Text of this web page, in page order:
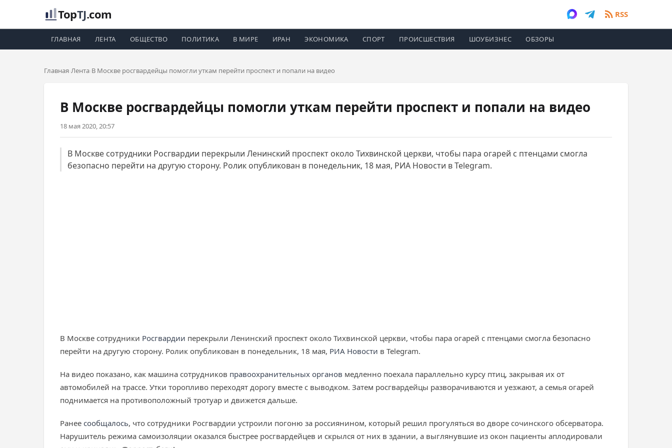
TopTJ.com RSS
ГЛАВНАЯ ЛЕНТА ОБЩЕСТВО ПОЛИТИКА В МИРЕ ИРАН ЭКОНОМИКА СПОРТ ПРОИСШЕСТВИЯ ШОУБИЗНЕС ОБЗОРЫ
Главная Лента В Москве росгвардейцы помогли уткам перейти проспект и попали на видео
В Москве росгвардейцы помогли уткам перейти проспект и попали на видео
18 мая 2020, 20:57
В Москве сотрудники Росгвардии перекрыли Ленинский проспект около Тихвинской церкви, чтобы пара огарей с птенцами смогла
безопасно перейти на другую сторону. Ролик опубликован в понедельник, 18 мая, РИА Новости в Telegram.
В Москве сотрудники Росгвардии перекрыли Ленинский проспект около Тихвинской церкви, чтобы пара огарей с птенцами смогла безопасно
перейти на другую сторону. Ролик опубликован в понедельник, 18 мая, РИА Новости в Telegram.
На видео показано, как машина сотрудников правоохранительных органов медленно поехала параллельно курсу птиц, закрывая их от
автомобилей на трассе. Утки торопливо переходят дорогу вместе с выводком. Затем росгвардейцы разворачиваются и уезжают, а семья огарей
поднимается на противоположный тротуар и движется дальше.
Ранее сообщалось, что сотрудники Росгвардии устроили погоню за россиянином, который решил прогуляться во дворе сочинского обсерватора.
Нарушитель режима самоизоляции оказался быстрее росгвардейцев и скрылся от них в здании, а выглянувшие из окон пациенты аплодировали